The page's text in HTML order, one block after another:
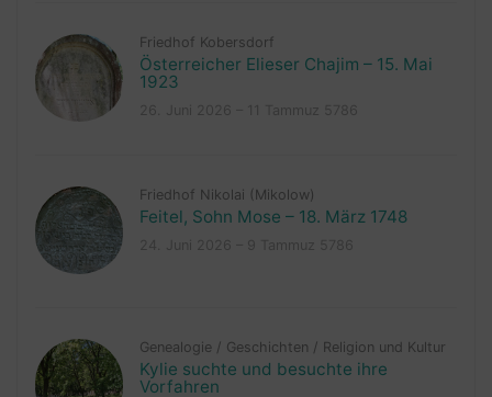
Friedhof Kobersdorf
Österreicher Elieser Chajim – 15. Mai
1923
Friedhof Nikolai (Mikolow)
Feitel, Sohn Mose – 18. März 1748
Genealogie / Geschichten / Religion und Kultur
Kylie suchte und besuchte ihre
Vorfahren